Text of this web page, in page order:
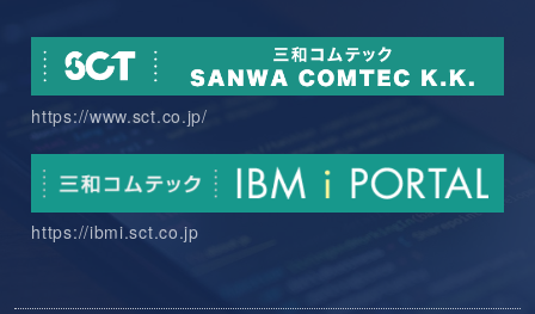
https://www.sct.co.jp/
https://ibmi.sct.co.jp